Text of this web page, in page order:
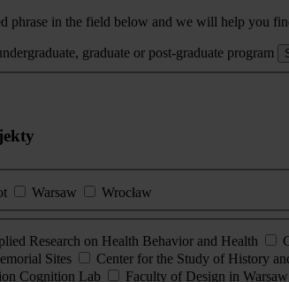
phrase in the field below and we will help you
graduate or post-graduate program
Warsaw
Wrocław
Research on Health Behavior and Health
Sites Center for the Study of History
Cognition Lab Faculty of Design in Warsaw